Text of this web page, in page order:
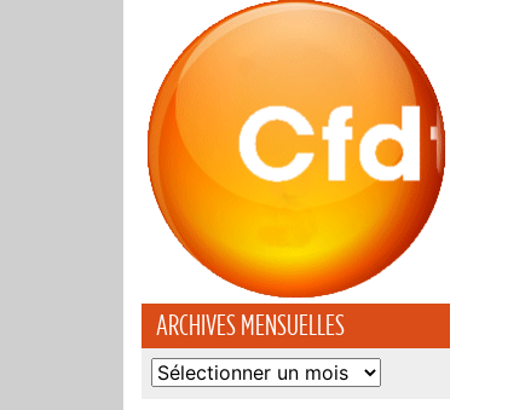
ARCHIVES MENSUELLES
Archives